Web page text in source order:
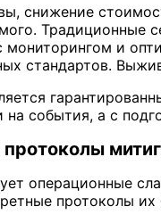
снижение
Традиционные
и
стандартов.
на события, а с
операционные
протоколы их